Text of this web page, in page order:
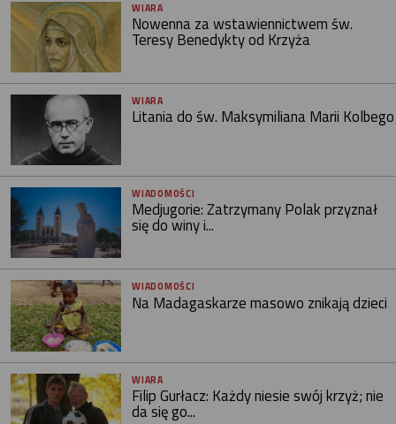
WIARA
Nowenna za wstawiennictwem św.
Teresy Benedykty od Krzyża
WIARA
Litania do św. Maksymiliana Marii Kolbego
WIADOMOŚCI
Medjugorie: Zatrzymany Polak przyznał
się do winy i...
WIADOMOŚCI
Na Madagaskarze masowo znikają dzieci
WIARA
Filip Gurłacz: Każdy niesie swój krzyż; nie
da się go...